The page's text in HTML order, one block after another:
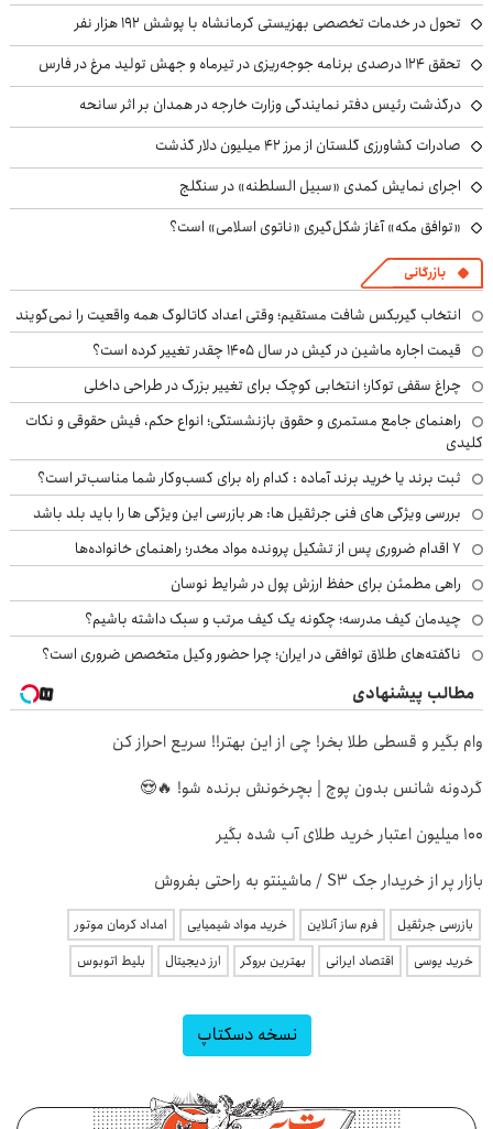
تحول در خدمات تخصصی بهزیستی کرمانشاه با پوشش ۱۹۲ هزار نفر
تحقق ۱۲۴ درصدی برنامه جوجه‌ریزی در تیرماه و جهش تولید مرغ در فارس
درگذشت رئیس دفتر نمایندگی وزارت خارجه در همدان بر اثر سانحه
صادرات کشاورزی گلستان از مرز ۴۲ میلیون دلار گذشت
اجرای نمایش کمدی «سبیل السلطنه» در سنگلج
«توافق مکه» آغاز شکل‌گیری «ناتوی اسلامی» است؟
بازرگانی
انتخاب گیربکس شافت مستقیم؛ وقتی اعداد کاتالوگ همه واقعیت را نمی‌گویند
قیمت اجاره ماشین در کیش در سال ۱۴۰۵ چقدر تغییر کرده است؟
چراغ سقفی توکار؛ انتخابی کوچک برای تغییر بزرگ در طراحی داخلی
راهنمای جامع مستمری و حقوق بازنشستگی؛ انواع حکم، فیش حقوقی و نکات
کلیدی
ثبت برند یا خرید برند آماده : کدام راه برای کسب‌وکار شما مناسب‌تر است؟
بررسی ویژگی های فنی جرثقیل ها: هر بازرسی این ویژگی ها را باید بلد باشد
۷ اقدام ضروری پس از تشکیل پرونده مواد مخدر؛ راهنمای خانواده‌ها
راهی مطمئن برای حفظ ارزش پول در شرایط نوسان
چیدمان کیف مدرسه؛ چگونه یک کیف مرتب و سبک داشته باشیم؟
ناگفته‌های طلاق توافقی در ایران؛ چرا حضور وکیل متخصص ضروری است؟
مطالب پیشنهادی
وام بگیر و قسطی طلا بخر! چی از این بهتر!! سریع احراز کن
گردونه شانس بدون پوچ | بچرخونش برنده شو! 🔥😍
100 میلیون اعتبار خرید طلای آب شده بگیر
بازار پر از خریدار جک S3 / ماشینتو به راحتی بفروش
بازرسی جرثقیل فرم ساز آنلاین خرید مواد شیمیایی
امداد کرمان موتور
خرید یوسی
اقتصاد ایرانی بهترین بروکر ارز دیجیتال بلیط اتوبوس
نسخه دسکتاپ